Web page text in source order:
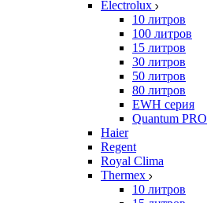
Electrolux
10 литров
100 литров
15 литров
30 литров
50 литров
80 литров
EWH серия
Quantum PRO
Haier
Regent
Royal Clima
Thermex
10 литров